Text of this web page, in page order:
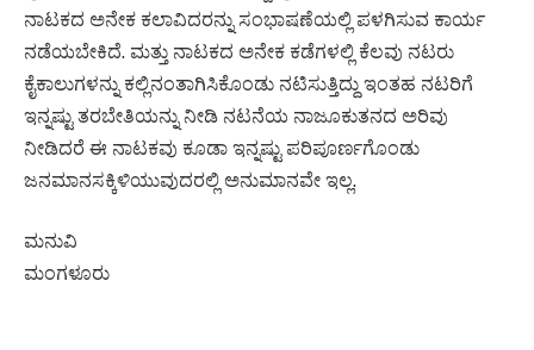
ನಾಟಕದ ಅನೇಕ ಕಲಾವಿದರನ್ನು ಸಂಭಾಷಣೆಯಲ್ಲಿ ಪಳಗಿಸುವ ಕಾರ್ಯ
ನಡೆಯಬೇಕಿದೆ. ಮತ್ತು ನಾಟಕದ ಅನೇಕ ಕಡೆಗಳಲ್ಲಿ ಕೆಲವು ನಟರು
ಕೈಕಾಲುಗಳನ್ನು ಕಲ್ಲಿನಂತಾಗಿಸಿಕೊಂಡು ನಟಿಸುತ್ತಿದ್ದು ಇಂತಹ ನಟರಿಗೆ
ಇನ್ನಷ್ಟು ತರಬೇತಿಯನ್ನು ನೀಡಿ ನಟನೆಯ ನಾಜೂಕುತನದ ಅರಿವು
ನೀಡಿದರೆ ಈ ನಾಟಕವು ಕೂಡಾ ಇನ್ನಷ್ಟು ಪರಿಪೂರ್ಣಗೊಂಡು
ಜನಮಾನಸಕ್ಕಿಳಿಯುವುದರಲ್ಲಿ ಅನುಮಾನವೇ ಇಲ್ಲ.
ಮನುವಿ
ಮಂಗಳೂರು